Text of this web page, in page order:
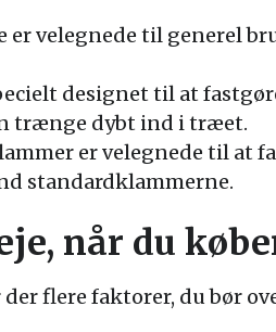
velegnede til generel
designet til at
trænge dybt ind i træet.
er velegnede til at
standardklammerne.
når du
flere faktorer, du bør